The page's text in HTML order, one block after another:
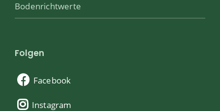
Bodenrichtwerte
Folgen
Facebook
Instagram